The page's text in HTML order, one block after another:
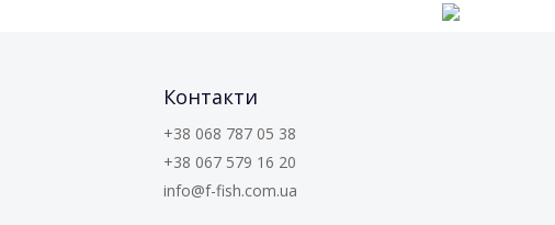
Контакти
+38 068 787 05 38
+38 067 579 16 20
info@f-fish.com.ua